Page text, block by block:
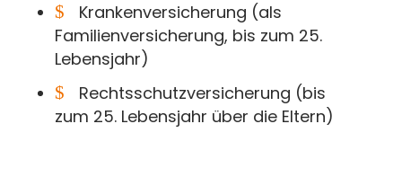
$
Krankenversicherung (als
Familienversicherung, bis zum 25.
Lebensjahr)
$
Rechtsschutzversicherung (bis
zum 25. Lebensjahr über die Eltern)